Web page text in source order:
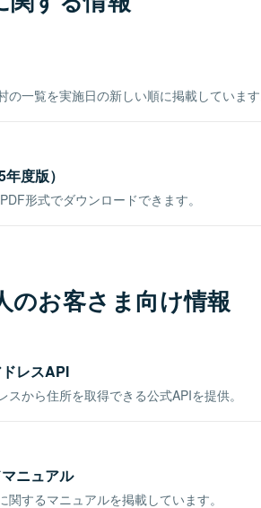
一覧を実施日の新しい順に掲載しています
度版）
形式でダウンロードできます。
のお客さま向け情報
レスAPI
から住所を取得できる公式APIを提供。
ニュアル
するマニュアルを掲載しています。